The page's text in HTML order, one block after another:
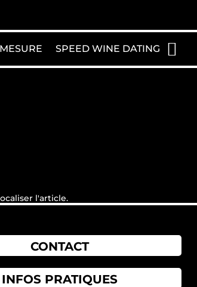
SPEED WINE DATING
l'article.
CONTACT
INFOS PRATIQUES